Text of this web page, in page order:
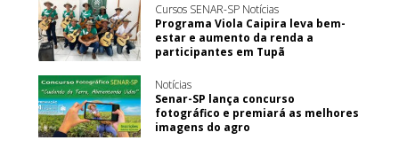
Cursos SENAR-SP Notícias
Programa Viola Caipira leva bem-
estar e aumento da renda a
participantes em Tupã
Notícias
Senar-SP lança concurso
fotográfico e premiará as melhores
imagens do agro